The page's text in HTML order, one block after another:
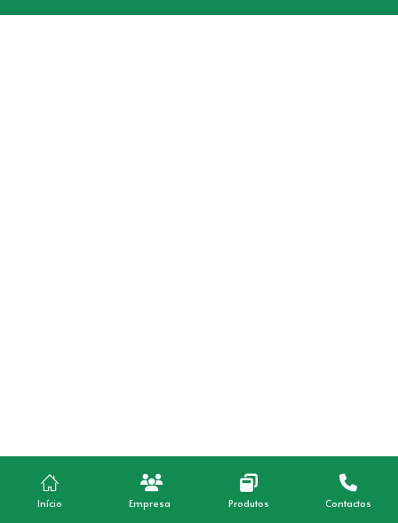
Início Empresa Produtos Contactos